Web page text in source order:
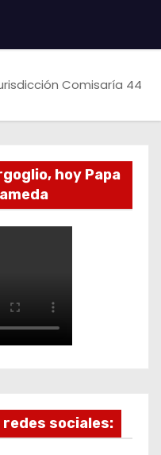
Comisaría 44
hoy Papa
sociales: